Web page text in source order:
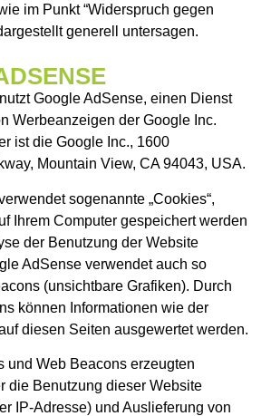
im Punkt “Widerspruch gegen
generell untersagen.
Google AdSense, einen Dienst
Werbeanzeigen der Google Inc.
ist die Google Inc., 1600
Mountain View, CA 94043, USA.
sogenannte „Cookies“,
Ihrem Computer gespeichert werden
der Benutzung der Website
AdSense verwendet auch so
(unsichtbare Grafiken). Durch
können Informationen wie der
diesen Seiten ausgewertet werden.
und Web Beacons erzeugten
die Benutzung dieser Website
IP-Adresse) und Auslieferung von